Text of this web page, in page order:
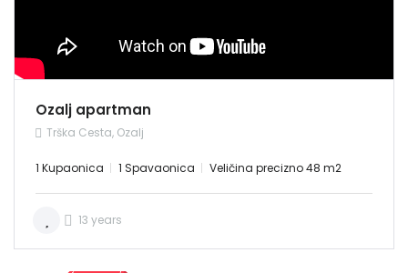
Ozalj apartman
Trška Cesta, Ozalj
1 Kupaonica 1 Spavaonica Veličina precizno 48 m2
13 years
Demo login details for User:
Username: user
Zapamti me Forgot Password?